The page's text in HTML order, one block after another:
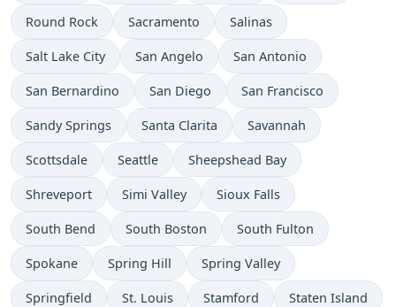
Round Rock Sacramento Salinas
Salt Lake City San Angelo San Antonio
San Bernardino San Diego San Francisco
Sandy Springs Santa Clarita Savannah
Scottsdale Seattle Sheepshead Bay
Shreveport Simi Valley Sioux Falls
South Bend South Boston South Fulton
Spokane Spring Hill Spring Valley
Springfield St. Louis Stamford Staten Island